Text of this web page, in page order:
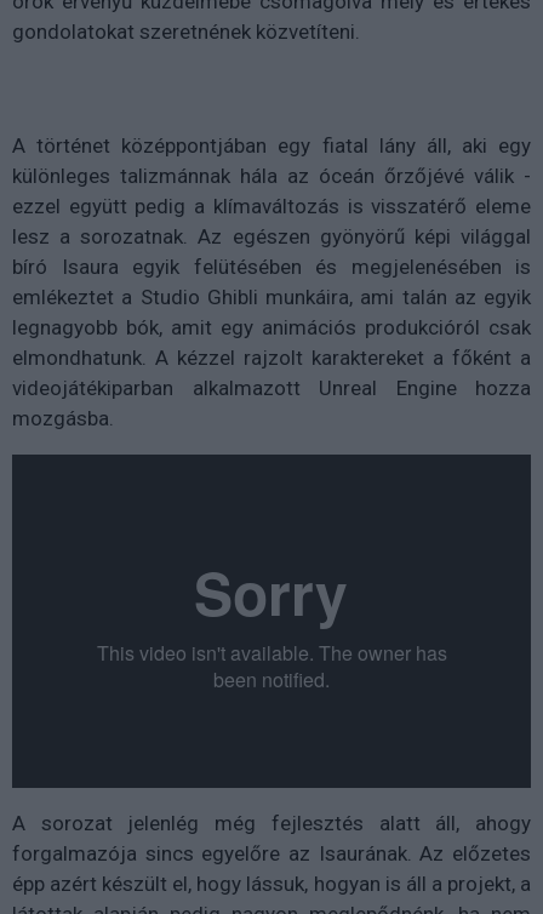
gondolatokat szeretnének közvetíteni.
A történet középpontjában egy fiatal lány áll, aki egy
különleges talizmánnak hála az óceán őrzőjévé válik -
ezzel együtt pedig a klímaváltozás is visszatérő eleme
lesz a sorozatnak. Az egészen gyönyörű képi világgal
bíró Isaura egyik felütésében és megjelenésében is
emlékeztet a Studio Ghibli munkáira, ami talán az egyik
legnagyobb bók, amit egy animációs produkcióról csak
elmondhatunk. A kézzel rajzolt karaktereket a főként a
videojátékiparban alkalmazott Unreal Engine hozza
mozgásba.
A sorozat jelenlég még fejlesztés alatt áll, ahogy
forgalmazója sincs egyelőre az Isaurának. Az előzetes
épp azért készült el, hogy lássuk, hogyan is áll a projekt, a